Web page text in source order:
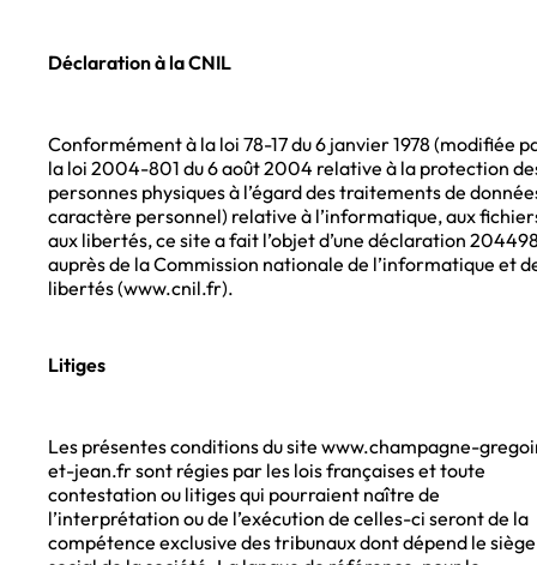
Déclaration à la CNIL
Conformément à la loi 78-17 du 6 janvier 1978 (modifiée
la loi 2004-801 du 6 août 2004 relative à la protection
personnes physiques à l’égard des traitements de
caractère personnel) relative à l’informatique, aux
aux libertés, ce site a fait l’objet d’une déclaration
auprès de la Commission nationale de l’informatique et
libertés (www.cnil.fr).
Litiges
Les présentes conditions du site www.champagne-
et-jean.fr sont régies par les lois françaises et toute
contestation ou litiges qui pourraient naître de
l’interprétation ou de l’exécution de celles-ci seront de la
compétence exclusive des tribunaux dont dépend le siège